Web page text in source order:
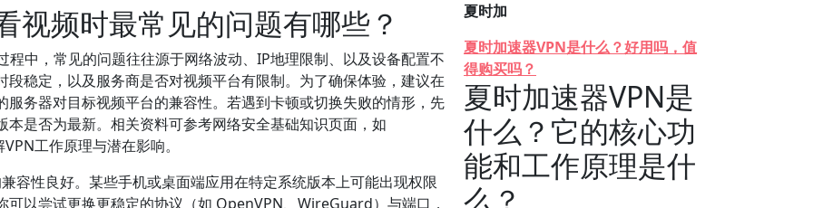
视频时最常见的问题有哪些？
程中，常见的问题往往源于网络波动、IP地理限制、以及设备配置不
稳定，以及服务商是否对视频平台有限制。为了确保体验，建议在
务器对目标视频平台的兼容性。若遇到卡顿或切换失败的情形，先
是否为最新。相关资料可参考网络安全基础知识页面，如
工作原理与潜在影响。
容性良好。某些手机或桌面端应用在特定系统版本上可能出现权限
以尝试更换更稳定的协议（如 OpenVPN、WireGuard）与端口，
夏时加
夏时加速器VPN是什么？好用吗，值
得购买吗？
夏时加速器VPN是
什么？它的核心功
能和工作原理是什
么？